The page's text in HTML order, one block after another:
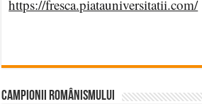
https://fresca.piatauniversitatii.com/
CAMPIONII ROMÂNISMULUI